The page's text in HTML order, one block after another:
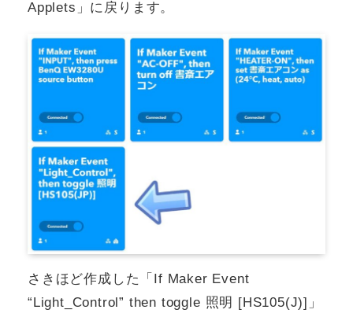
Applets」に戻ります。
さきほど作成した「If Maker Event
“Light_Control” then toggle 照明 [HS105(J)]」